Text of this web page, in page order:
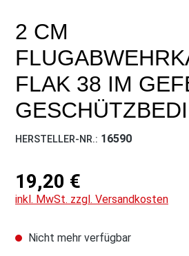
2 CM
FLAK 38 IM
HERSTELLER-NR.: 16590
19,20 €
inkl. MwSt. zzgl. Versandkosten
Nicht mehr verfügbar